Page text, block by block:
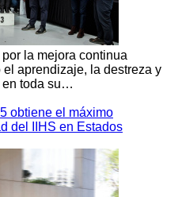
la mejora continua
aprendizaje, la destreza y
en toda su…
obtiene el máximo
del IIHS en Estados